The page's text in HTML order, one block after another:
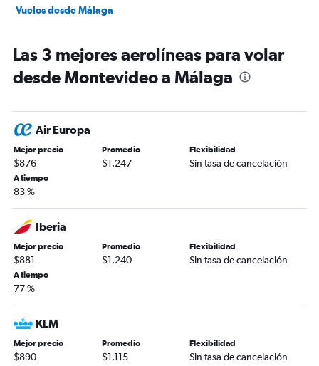
Vuelos desde Málaga
Las 3 mejores aerolíneas para volar
desde Montevideo a Málaga
Air Europa
Mejor precio
$876
Promedio
$1.247
Flexibilidad
Sin tasa de cancelación
A tiempo
83 %
Iberia
Mejor precio
$881
Promedio
$1.240
Flexibilidad
Sin tasa de cancelación
A tiempo
77 %
KLM
Mejor precio
$890
Promedio
$1.115
Flexibilidad
Sin tasa de cancelación